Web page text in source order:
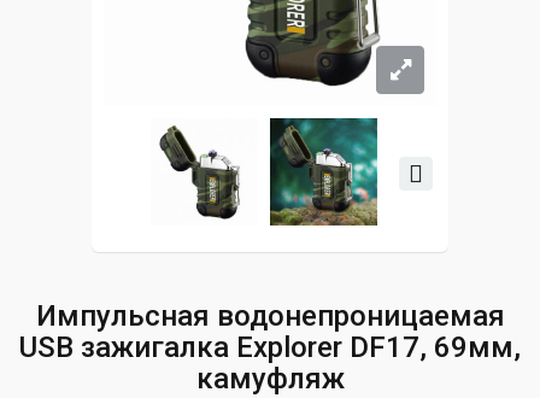
Импульсная водонепроницаемая
USB зажигалка Explorer DF17, 69мм,
камуфляж